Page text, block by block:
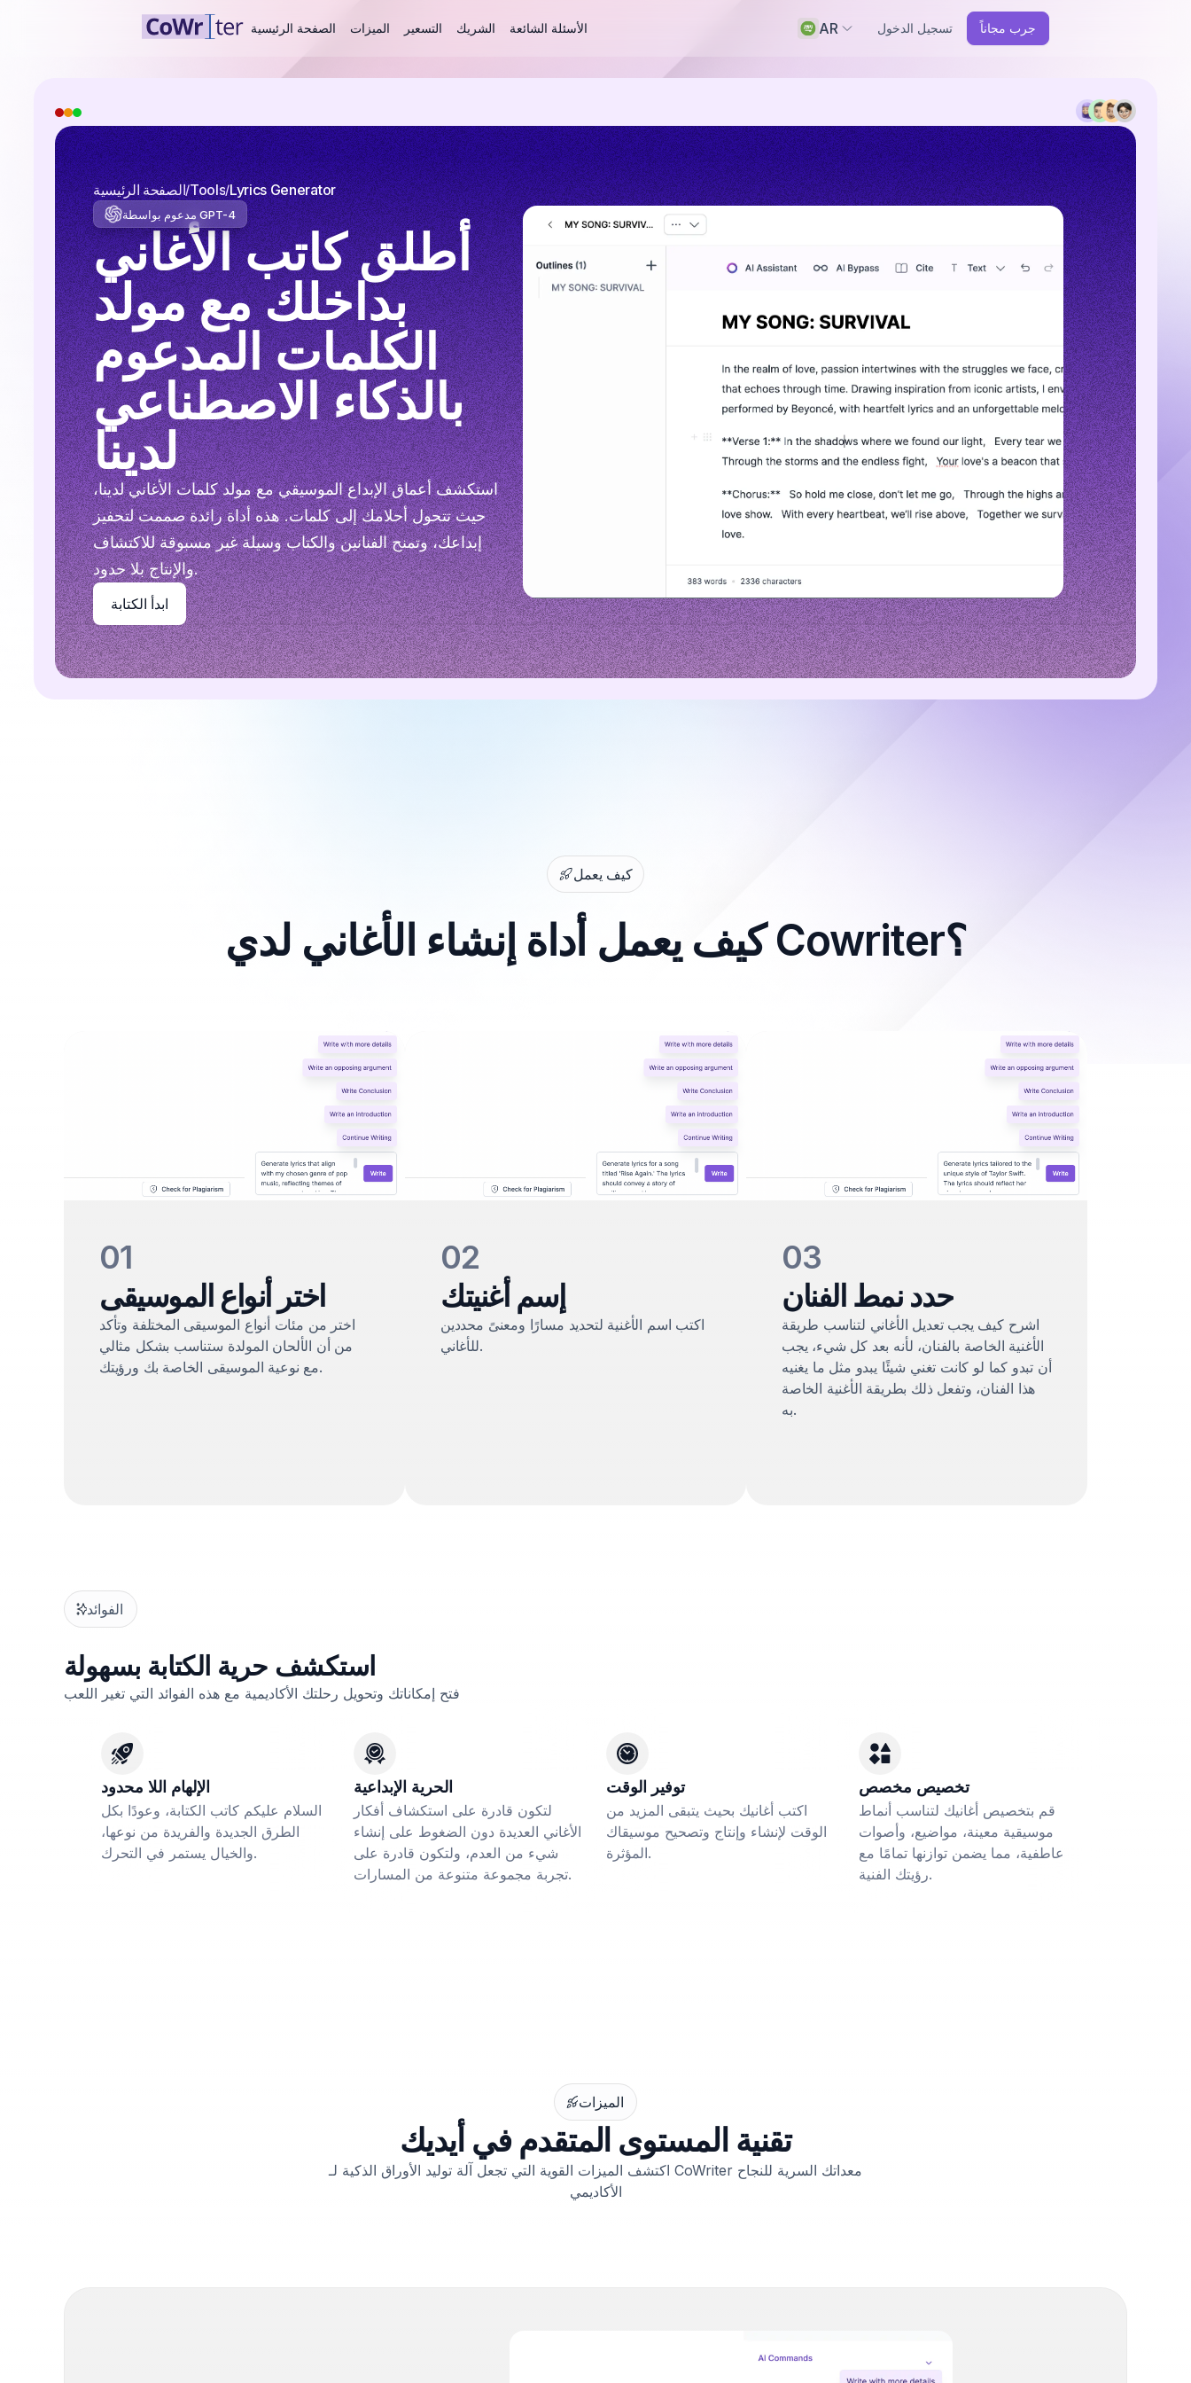
الصفحة الرئيسية الميزات التسعير الشريك الأسئلة الشائعة AR تسجيل الدخول جرب مجاناً
الصفحة الرئيسية Tools Lyrics Generator
مدعوم بواسطة GPT-4
أطلق كاتب الأغاني
بداخلك مع مولد
الكلمات المدعوم
بالذكاء الاصطناعي
لدينا
استكشف أعماق الإبداع الموسيقي مع مولد كلمات الأغاني لدينا،
حيث تتحول أحلامك إلى كلمات. هذه أداة رائدة صممت لتحفيز
إبداعك، وتمنح الفنانين والكتاب وسيلة غير مسبوقة للاكتشاف
والإنتاج بلا حدود.
ابدأ الكتابة
كيف يعمل
كيف يعمل أداة إنشاء الأغاني لدي Cowriter؟
01
اختر أنواع الموسيقى
اختر من مئات أنواع الموسيقى المختلفة وتأكد
من أن الألحان المولدة ستناسب بشكل مثالي
مع نوعية الموسيقى الخاصة بك ورؤيتك.
02
إسم أغنيتك
اكتب اسم الأغنية لتحديد مسارًا ومعنىً محددين
للأغاني.
03
حدد نمط الفنان
اشرح كيف يجب تعديل الأغاني لتناسب طريقة
الأغنية الخاصة بالفنان، لأنه بعد كل شيء، يجب
أن تبدو كما لو كانت تغني شيئًا يبدو مثل ما يغنيه
هذا الفنان، وتفعل ذلك بطريقة الأغنية الخاصة
به.
الفوائد
استكشف حرية الكتابة بسهولة
فتح إمكاناتك وتحويل رحلتك الأكاديمية مع هذه الفوائد التي تغير اللعب
الإلهام اللا محدود
السلام عليكم كاتب الكتابة، وعودًا بكل
الطرق الجديدة والفريدة من نوعها،
والخيال يستمر في التحرك.
الحرية الإبداعية
لتكون قادرة على استكشاف أفكار
الأغاني العديدة دون الضغوط على إنشاء
شيء من العدم، ولتكون قادرة على
تجربة مجموعة متنوعة من المسارات.
توفير الوقت
اكتب أغانيك بحيث يتبقى المزيد من
الوقت لإنشاء وإنتاج وتصحيح موسيقاك
المؤثرة.
تخصيص مخصص
قم بتخصيص أغانيك لتناسب أنماط
موسيقية معينة، مواضيع، وأصوات
عاطفية، مما يضمن توازنها تمامًا مع
رؤيتك الفنية.
الميزات
تقنية المستوى المتقدم في أيديك
اكتشف الميزات القوية التي تجعل آلة توليد الأوراق الذكية لـ CoWriter معداتك السرية للنجاح
الأكاديمي